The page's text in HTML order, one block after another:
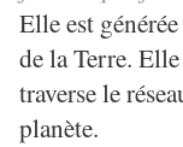
Elle est
de la Terre.
traverse le
planète.